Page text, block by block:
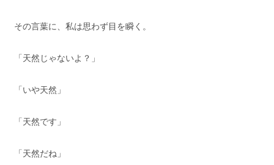
その言葉に、私は思わず目を瞬く。
「天然じゃないよ？」
「いや天然」
「天然です」
「天然だね」